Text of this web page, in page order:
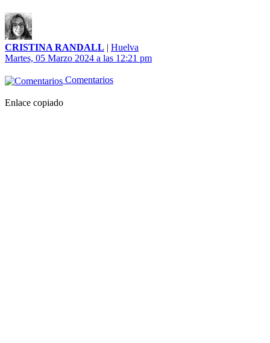
CRISTINA RANDALL | Huelva
Martes, 05 Marzo 2024 a las 12:21 pm
Comentarios
Enlace copiado